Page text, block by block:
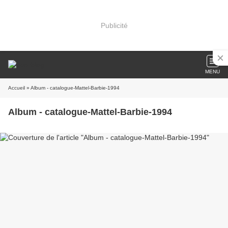
Publicité
MENU
Accueil » Album - catalogue-Mattel-Barbie-1994
Album - catalogue-Mattel-Barbie-1994